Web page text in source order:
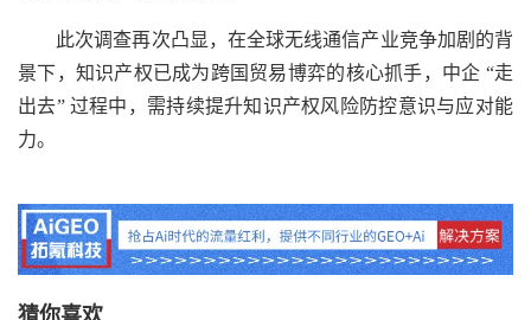
此次调查再次凸显，在全球无线通信产业竞争加剧的背
景下，知识产权已成为跨国贸易博弈的核心抓手，中企 “走
出去” 过程中，需持续提升知识产权风险防控意识与应对能
力。